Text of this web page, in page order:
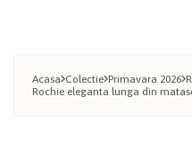
Acasa Colectie Primavara 2026
Rochie eleganta lunga din